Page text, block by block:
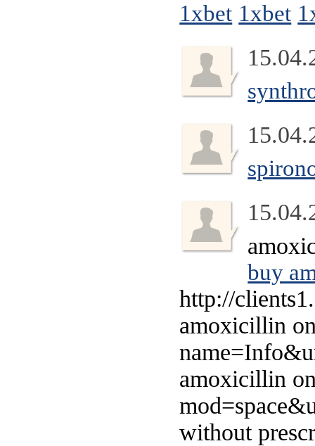
1xbet 1xbet
buy
http://
amoxicillin
amoxicillin
without